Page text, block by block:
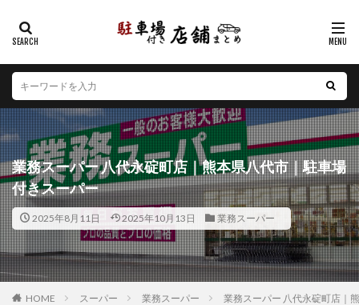
業務スーパー 八代永碇町店｜熊本県八代市｜駐車場
付きスーパー
2025年8月11日 2025年10月13日 業務スーパー
HOME スーパー 業務スーパー 業務スーパー 八代永碇町店｜
カテゴリー
エリア
北海道 青森県 岩手県 宮城県
秋田県
山形県
福島県 茨城県 栃木県
群馬県
埼玉県
千葉県 東京都 神奈川県
新潟県
山梨県
長野県 富山県 石川県
福井県
岐阜県
静岡県 愛知県 三重県
滋賀県
京都府
大阪府 兵庫県 奈良県
和歌山県
鳥取県
島根県 岡山県 広島県
山口県
徳島県
香川県 愛媛県 高知県
福岡県